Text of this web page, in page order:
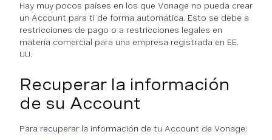
Hay muy pocos países en los que Vonage no pueda crear
un Account para ti de forma automática. Esto se debe a
restricciones de pago o a restricciones legales en
materia comercial para una empresa registrada en EE.
UU.
Recuperar la información
de su Account
Para recuperar la información de tu Account de Vonage: